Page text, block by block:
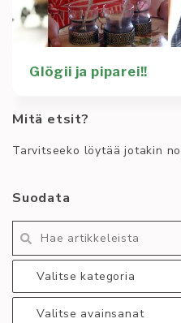
Glögii ja piparei!!
In English below Hou
kalvava tyhjyys?
Kulttuuri
Sosiaalipolitiikka
asteriski chillisti glögi
relax stress relief
Mitä etsit?
Tarvitseeko löytää jotakin
Suodata
Valitse kategoria
Valitse avainsanat